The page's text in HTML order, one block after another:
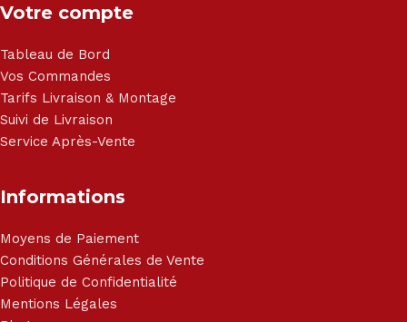
Votre compte
Tableau de Bord
Vos Commandes
Tarifs Livraison & Montage
Suivi de Livraison
Service Après-Vente
Informations
Moyens de Paiement
Conditions Générales de Vente
Politique de Confidentialité
Mentions Légales